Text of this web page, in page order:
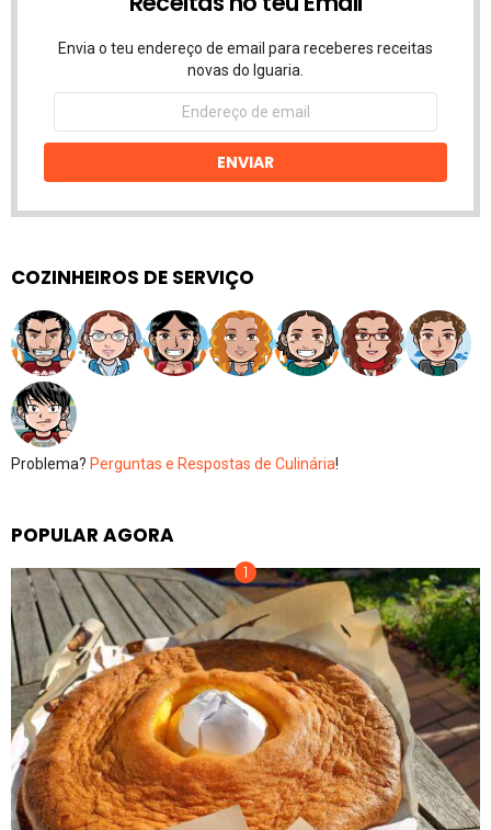
Envia o teu endereço de email para receberes receitas
novas do Iguaria.
Endereço
email
ENVIAR
COZINHEIROS DE SERVIÇO
Problema? Perguntas e Respostas de Culinária!
POPULAR AGORA